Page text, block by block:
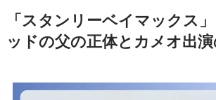
「スタンリーベイマックス
ッドの父の正体とカメオ出